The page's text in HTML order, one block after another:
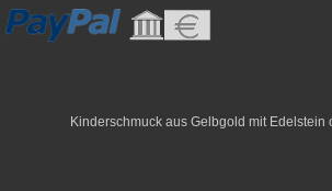
Kinderschmuck aus Gelbgold mit Edelstein